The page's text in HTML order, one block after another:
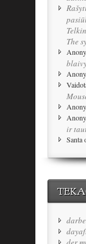
The
ir
Santa